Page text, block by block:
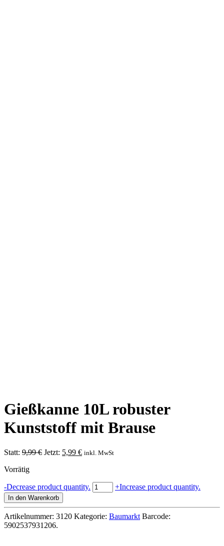
Gießkanne 10L robuster
Kunststoff mit Brause
Statt: 9,99€ Ursprünglicher
Jetzt: 5,99 €Aktueller
inkl. MwSt
Vorrätig
-Decrease product quantity. Gießkanne
10L
Kunststoff
mit
+Increase product quantity.
In den Warenkorb
Artikelnummer: 3120 Kategorie: Baumarkt Barcode:
5902537931206.